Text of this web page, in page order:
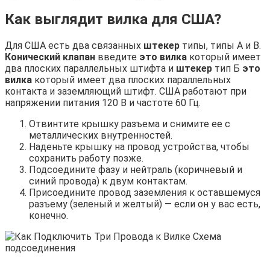
Как выглядит вилка для США?
Для США есть два связанных штекер типы, типы A и B.
Конический клапан введите это вилка который имеет
два плоских параллельных штифта и штекер тип Б это
вилка который имеет два плоских параллельных
контакта и заземляющий штифт. США работают при
напряжении питания 120 В и частоте 60 Гц.
Отвинтите крышку разъема и снимите ее с
металлических внутренностей.
Наденьте крышку на провод устройства, чтобы
сохранить работу позже.
Подсоедините фазу и нейтраль (коричневый и
синий провода) к двум контактам.
Присоедините провод заземления к оставшемуся
разъему (зеленый и желтый) — если он у вас есть,
конечно.